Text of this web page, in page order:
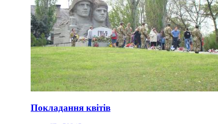
Покладання квітів